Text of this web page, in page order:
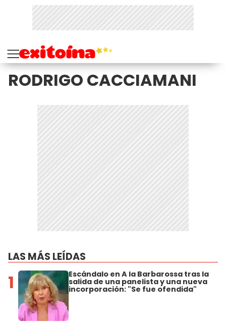
RODRIGO CACCIAMANI
LAS MÁS LEÍDAS
1 Escándalo en A la Barbarossa tras la
salida de una panelista y una nueva
incorporación: "Se fue ofendida"